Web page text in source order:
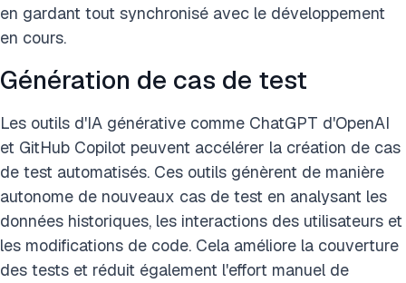
en gardant tout synchronisé avec le développement
en cours.
Génération de cas de test
Les outils d'IA générative comme ChatGPT d'OpenAI
et GitHub Copilot peuvent accélérer la création de cas
de test automatisés. Ces outils génèrent de manière
autonome de nouveaux cas de test en analysant les
données historiques, les interactions des utilisateurs et
les modifications de code. Cela améliore la couverture
des tests et réduit également l'effort manuel de